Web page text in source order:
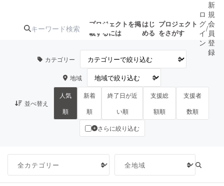
プロジェクトを掲
載するには
はじ
める
プロジェクト
をさがす
注目のリ
ターン
注目の新着プロ
ジェクト
募集終了が近いプ
ロジェクト
もうすぐ公開
されます
アート・写真
テクノロジー・ガジェット ゲーム・サ
ロ
グ
イ
ン
/
新
規
会
員
登
録
カテゴリー
地域
並べ替え
人気
順
新着
順
終了日が近
い順
支援総
額順
支援者
数順
さらに絞り込む